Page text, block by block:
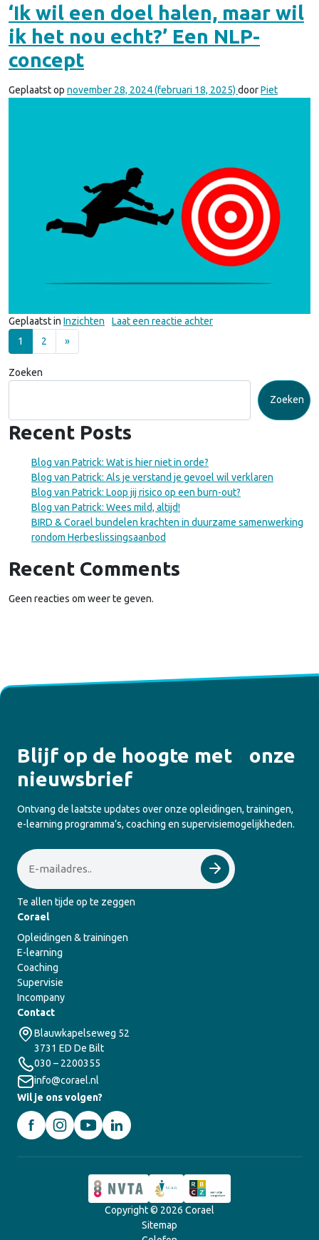
‘Ik wil een doel halen, maar wil
ik het nou echt?’ Een NLP-
concept
Geplaatst op november 28, 2024(februari 18, 2025) doorPiet
Geplaatst in Inzichten Laat een reactie achterop ‘Ik wil een doel
Berichten navigatie
1 2 »
Zoeken
Zoeken
Recent Posts
Blog van Patrick: Wat is hier niet in orde?
Blog van Patrick: Als je verstand je gevoel wil verklaren
Blog van Patrick: Loop jij risico op een burn-out?
Blog van Patrick: Wees mild, altijd!
BIRD & Corael bundelen krachten in duurzame samenwerking
rondom Herbeslissingsaanbod
Recent Comments
Geen reacties om weer te geven.
Blijf op de hoogte met onze
nieuwsbrief
Ontvang de laatste updates over onze opleidingen, trainingen,
e-learning programma’s, coaching en supervisiemogelijkheden.
Email
Te allen tijde op te zeggen
Corael
Opleidingen & trainingen
E-learning
Coaching
Supervisie
Incompany
Contact
Blauwkapelseweg 52
3731 ED De Bilt
030 – 2200355
info@corael.nl
Wil je ons volgen?
Copyright © 2026 Corael
Sitemap